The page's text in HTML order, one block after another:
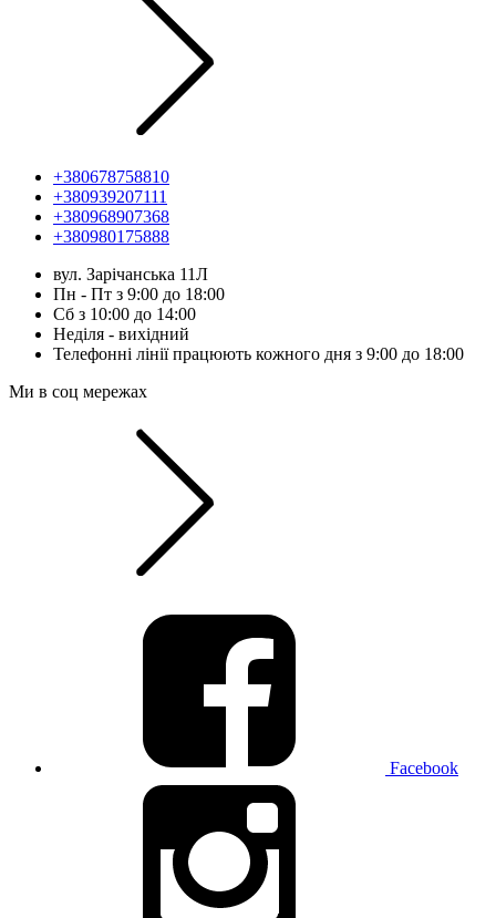
+380678758810
+380939207111
+380968907368
+380980175888
вул. Зарічанська 11Л
Пн - Пт з 9:00 до 18:00
Сб з 10:00 до 14:00
Неділя - вихідний
Телефонні лінії працюють кожного дня з 9:00 до 18:00
Ми в соц мережах
Facebook